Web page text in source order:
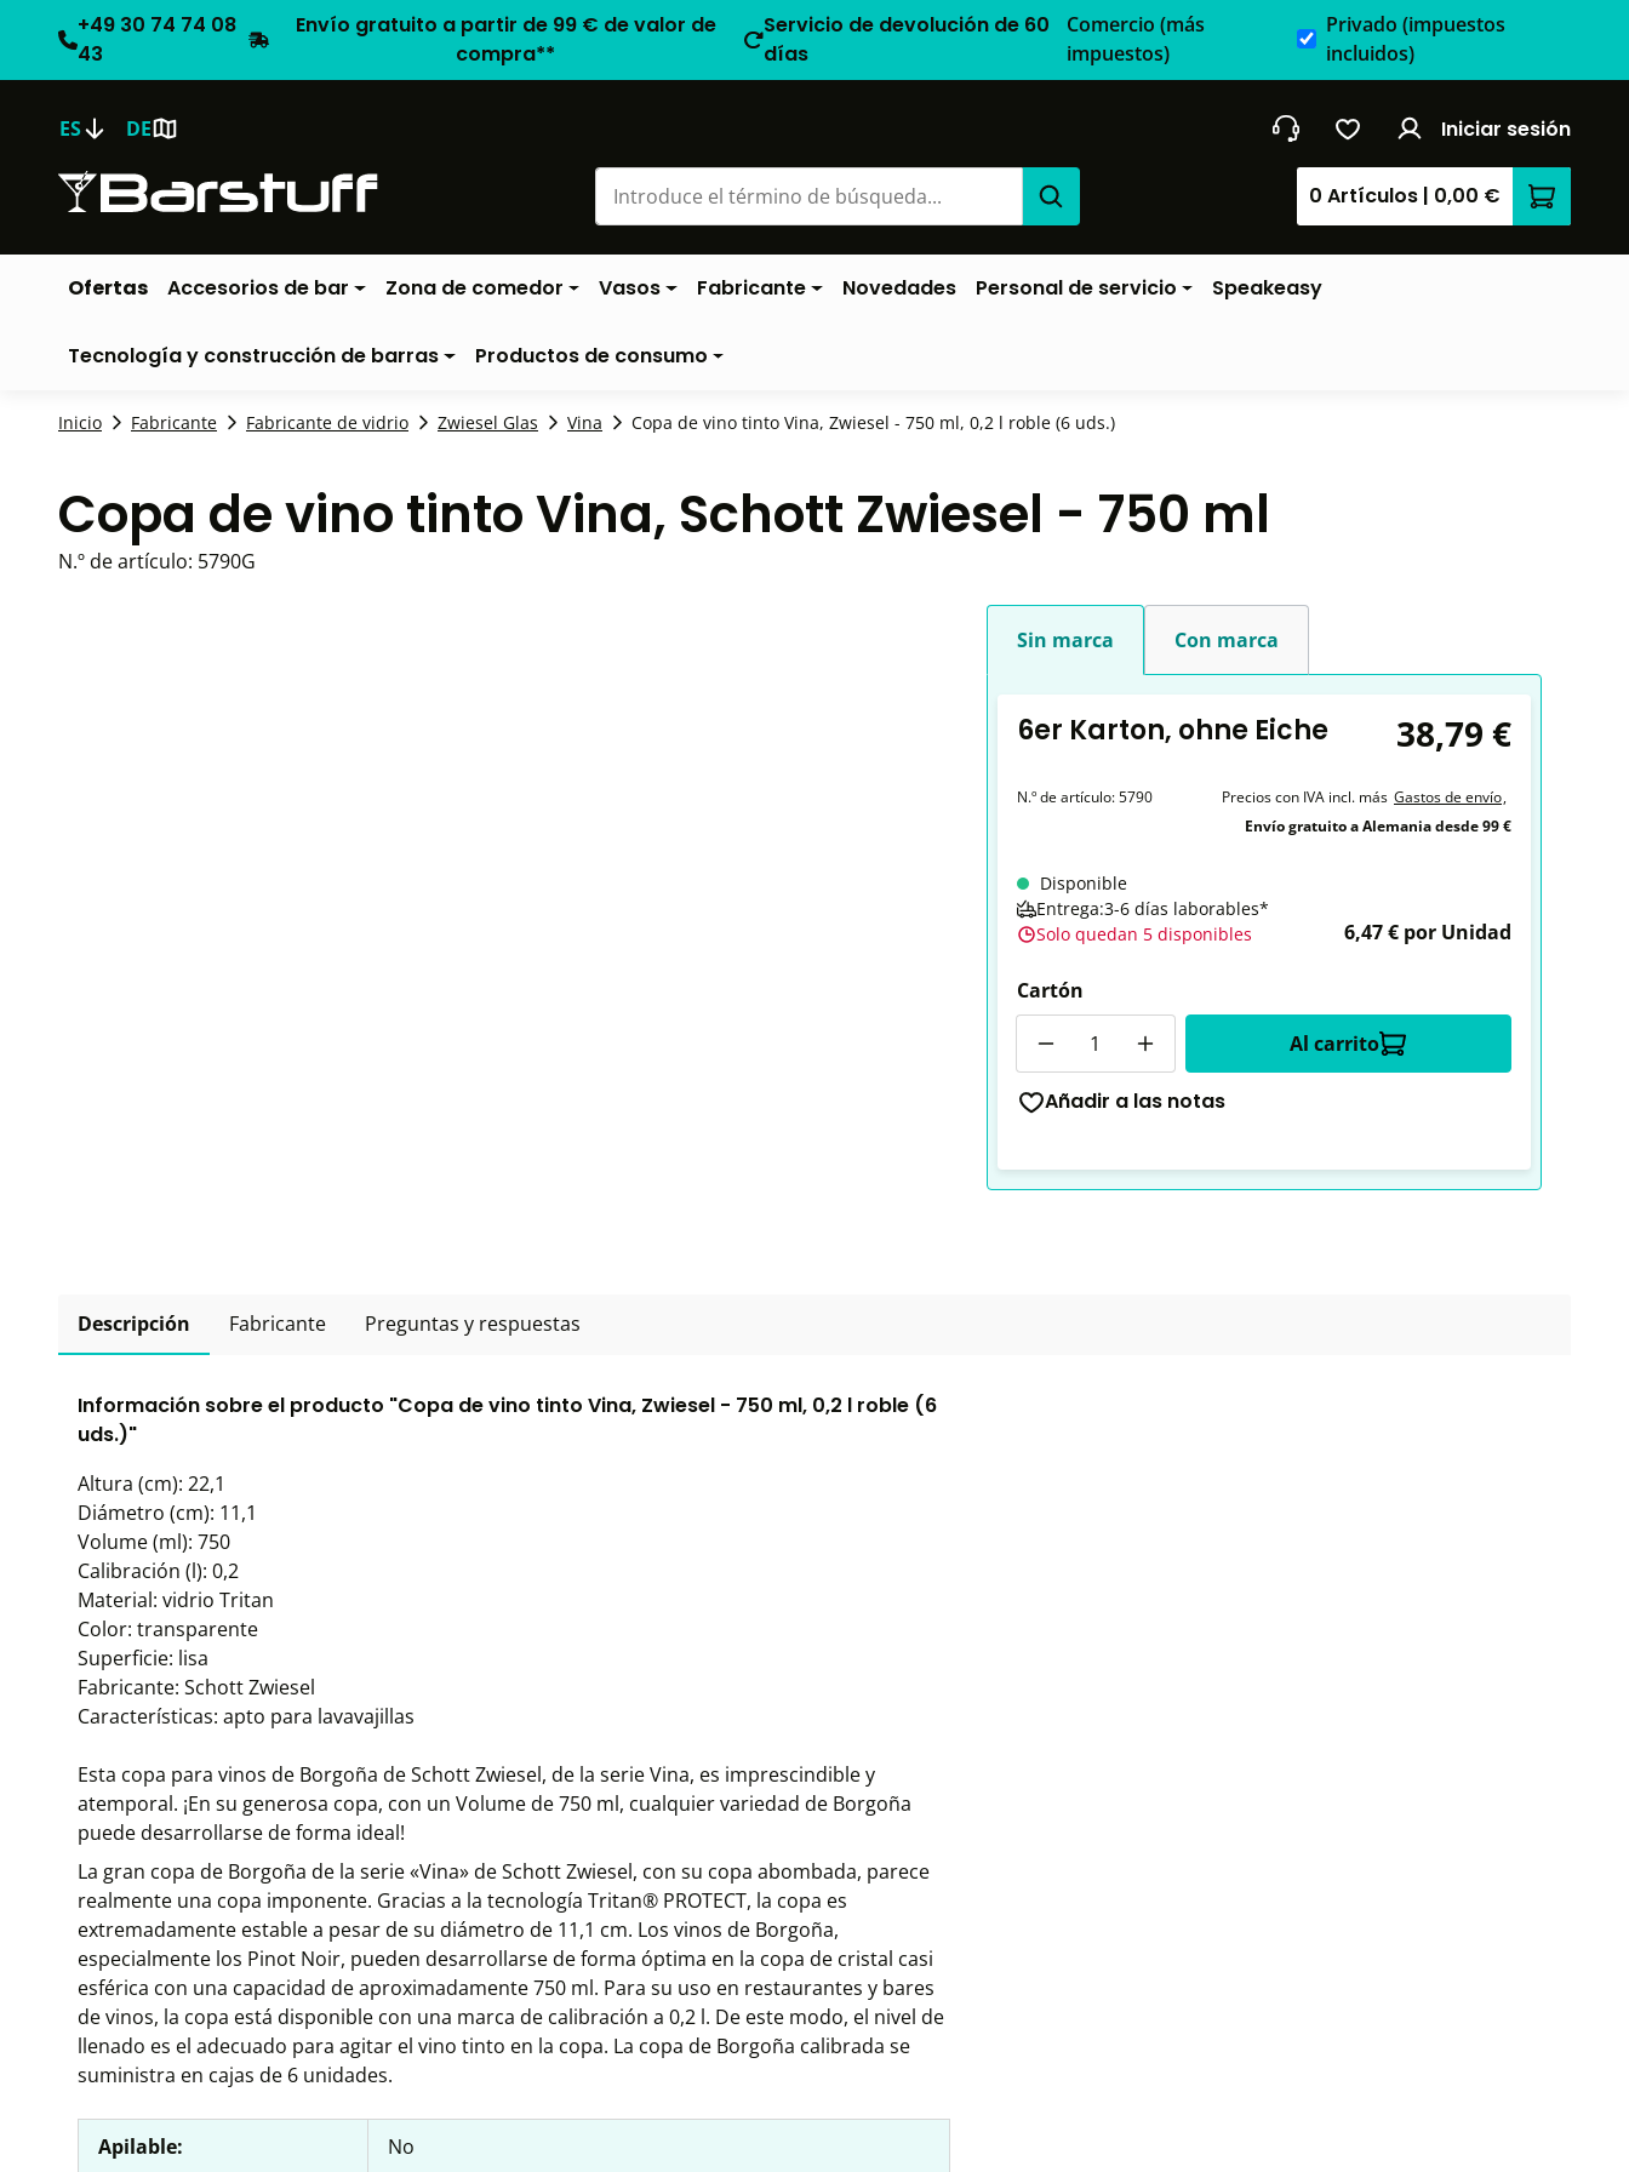
+49 30 74 74 08
43
Envío gratuito a partir de 99 € de valor de
compra**
Servicio de devolución de 60
días
Comercio (más
impuestos)
Privado (impuestos
incluidos)
ES DE Iniciar sesión
0 Artículos | 0,00 € El
Ofertas Accesorios de bar Zona de comedor Vasos Fabricante Novedades Personal de servicio Speakeasy
Tecnología y construcción de barras Productos de consumo
Inicio Fabricante Fabricante de vidrio Zwiesel Glas Vina Copa de vino tinto Vina, Zwiesel - 750 ml, 0,2 l roble (6 uds.)
Copa de vino tinto Vina, Schott Zwiesel - 750 ml
N.º de artículo: 5790G
Sin marca Con marca
6er Karton, ohne Eiche 38,79 €
N.º de artículo:5790 Precios con IVA incl. más Gastos de envío,
Envío gratuito a Alemania desde 99 €
Disponible
Entrega:3-6 días laborables*
Solo quedan 5 disponibles
6,47 € por Unidad
Cartón
Al carrito
Añadir a las notas
Descripción Fabricante Preguntas y respuestas
Información sobre el producto "Copa de vino tinto Vina, Zwiesel - 750 ml, 0,2 l roble (6
uds.)"
Altura (cm): 22,1
Diámetro (cm): 11,1
Volume (ml): 750
Calibración (l): 0,2
Material: vidrio Tritan
Color: transparente
Superficie: lisa
Fabricante: Schott Zwiesel
Características: apto para lavavajillas
Esta copa para vinos de Borgoña de Schott Zwiesel, de la serie Vina, es imprescindible y
atemporal. ¡En su generosa copa, con un Volume de 750 ml, cualquier variedad de Borgoña
puede desarrollarse de forma ideal!
La gran copa de Borgoña de la serie «Vina» de Schott Zwiesel, con su copa abombada, parece
realmente una copa imponente. Gracias a la tecnología Tritan® PROTECT, la copa es
extremadamente estable a pesar de su diámetro de 11,1 cm. Los vinos de Borgoña,
especialmente los Pinot Noir, pueden desarrollarse de forma óptima en la copa de cristal casi
esférica con una capacidad de aproximadamente 750 ml. Para su uso en restaurantes y bares
de vinos, la copa está disponible con una marca de calibración a 0,2 l. De este modo, el nivel de
llenado es el adecuado para agitar el vino tinto en la copa. La copa de Borgoña calibrada se
suministra en cajas de 6 unidades.
Apilable: No